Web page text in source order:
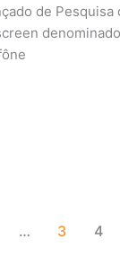
de
… 3 4